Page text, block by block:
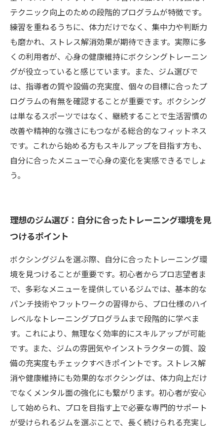
テクニック向上のための段階的プログラムが特徴です。
練習を重ねるうちに、体力だけでなく、集中力や判断力
も磨かれ、ストレス解消効果が期待できます。実際に多
くの利用者が、心身の健康維持にボクシングトレーニン
グが役立っていると感じています。また、ジム選びで
は、指導者の質や設備の充実度、個々の目標に合ったプ
ログラムの有無を確認することが重要です。ボクシング
は単なるスポーツではなく、継続することで生活習慣の
改善や精神的な強さにもつながる総合的なフィットネス
です。これから始める方もスキルアップを目指す方も、
自分に合ったメニューで心身の変化を実感できるでしょ
う。
理想のジム選び：自分に合ったトレーニング環境を見
つけるポイント
ボクシングジムを選ぶ際、自分に合ったトレーニング環
境を見つけることが重要です。初心者からプロ志望者ま
で、多彩なメニューを提供しているジムでは、基本的な
パンチ技術やフットワークの習得から、プロ仕様のハイ
レベルなトレーニングプログラムまで段階的に学べま
す。これにより、無理なく効率的にスキルアップが可能
です。また、ジムの雰囲気やインストラクターの質、設
備の充実度もチェックすべきポイントです。ストレス解
消や健康維持にも効果的なボクシングは、体力向上だけ
でなくメンタル面の強化にも繋がります。初心者が安心
して始められ、プロを目指す上で必要な専門的サポート
が受けられるジムを選ぶことで、長く続けられる充実し